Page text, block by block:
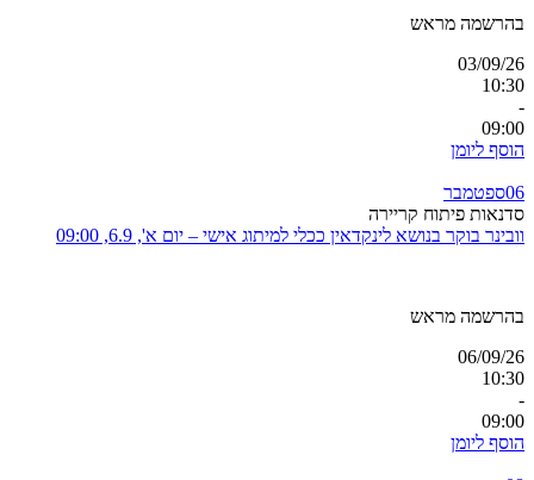
בהרשמה מראש
03/09/26
10:30
-
09:00
הוסף ליומן
06ספטמבר
סדנאות פיתוח קריירה
וובינר בוקר בנושא לינקדאין ככלי למיתוג אישי – יום א', 6.9, 09:00
בהרשמה מראש
06/09/26
10:30
-
09:00
הוסף ליומן